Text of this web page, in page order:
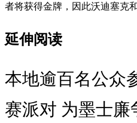
者将获得金牌，因此沃迪塞克
延伸阅读
本地逾百名公众
赛派对 为墨士廉